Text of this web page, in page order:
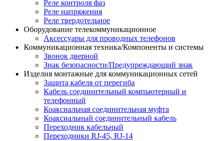
Реле контроля фаз
Реле напряжения
Реле твердотельное
Оборудование телекоммуникационное
Аксессуары для проводных телефонов
Коммуникационная техника/Компоненты и системы
Звонок дверной
Знак безопасности/Предупреждающий знак
Изделия монтажные для коммуникационных сетей
Защита кабеля от перегиба
Кабель соединительный компьютерный и
телефонный
Коаксиальная соединительная муфта
Коаксиальный соединительный кабель
Переходник кабельный
Переходники RJ-45, RJ-14